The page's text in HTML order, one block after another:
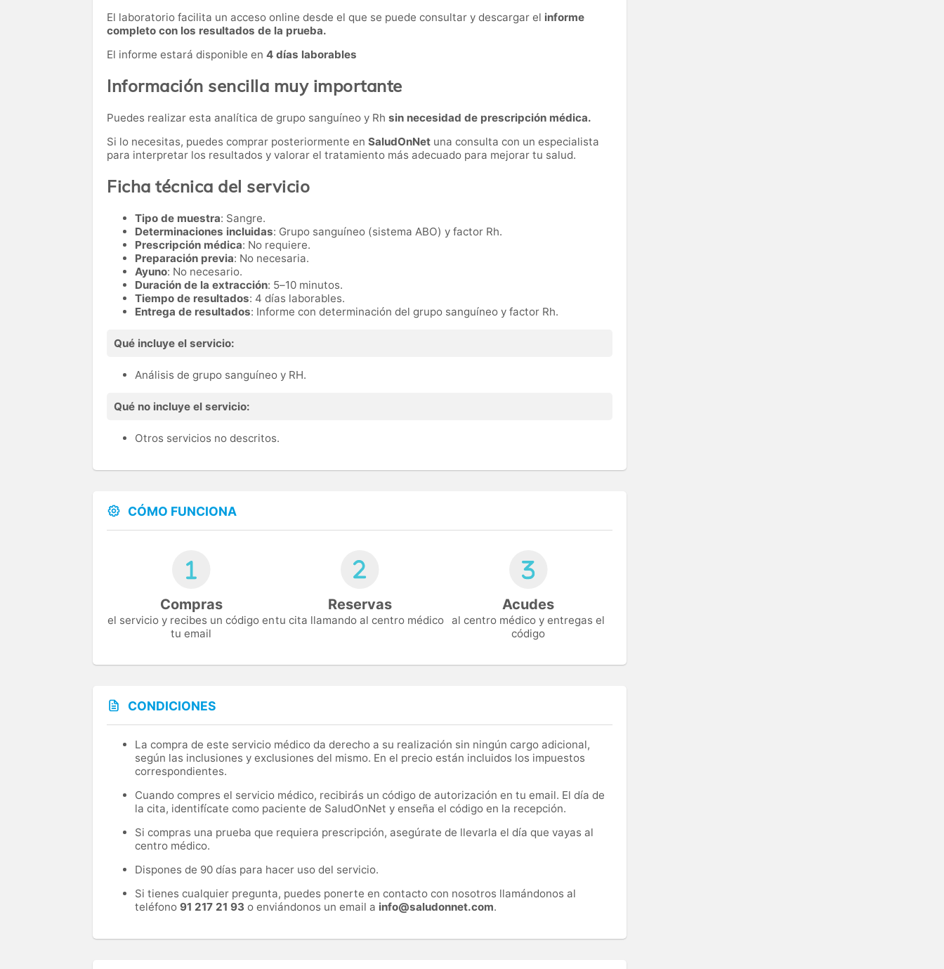
El laboratorio facilita un acceso online desde el que se puede consultar y descargar el informe
completo con los resultados de la prueba.
El informe estará disponible en 4 días laborables
Información sencilla muy importante
Puedes realizar esta analítica de grupo sanguíneo y Rh sin necesidad de prescripción médica.
Si lo necesitas, puedes comprar posteriormente en SaludOnNet una consulta con un especialista
para interpretar los resultados y valorar el tratamiento más adecuado para mejorar tu salud.
Ficha técnica del servicio
Tipo de muestra: Sangre.
Determinaciones incluidas: Grupo sanguíneo (sistema ABO) y factor Rh.
Prescripción médica: No requiere.
Preparación previa: No necesaria.
Ayuno: No necesario.
Duración de la extracción: 5–10 minutos.
Tiempo de resultados: 4 días laborables.
Entrega de resultados: Informe con determinación del grupo sanguíneo y factor Rh.
Qué incluye el servicio:
Análisis de grupo sanguíneo y RH.
Qué no incluye el servicio:
Otros servicios no descritos.
CÓMO FUNCIONA
Compras
el servicio y recibes un código en
tu email
Reservas
tu cita llamando al centro médico
Acudes
al centro médico y entregas el
código
CONDICIONES
La compra de este servicio médico da derecho a su realización sin ningún cargo adicional,
según las inclusiones y exclusiones del mismo. En el precio están incluidos los impuestos
correspondientes.
Cuando compres el servicio médico, recibirás un código de autorización en tu email. El día de
la cita, identifícate como paciente de SaludOnNet y enseña el código en la recepción.
Si compras una prueba que requiera prescripción, asegúrate de llevarla el día que vayas al
centro médico.
Dispones de 90 días para hacer uso del servicio.
Si tienes cualquier pregunta, puedes ponerte en contacto con nosotros llamándonos al
teléfono 91 217 21 93 o enviándonos un email a info@saludonnet.com.